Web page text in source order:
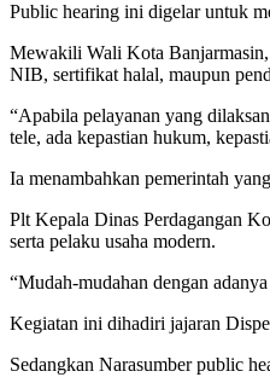
Public hearing ini digelar untuk
Mewakili Wali Kota Banjarmasin,
NIB, sertifikat halal, maupun
“Apabila pelayanan yang
tele, ada kepastian hukum,
Ia menambahkan pemerintah
Plt Kepala Dinas Perdagangan
serta pelaku usaha modern.
“Mudah-mudahan dengan
Kegiatan ini dihadiri jajaran
Sedangkan Narasumber public